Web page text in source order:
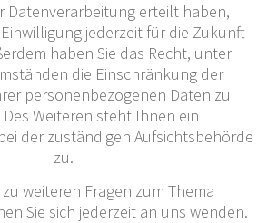
Datenverarbeitung erteilt haben,
jederzeit für die Zukunft
haben Sie das Recht, unter
die Einschränkung der
personenbezogenen Daten zu
Weiteren steht Ihnen ein
der zuständigen Aufsichtsbehörde
zu.
weiteren Fragen zum Thema
Sie sich jederzeit an uns wenden.